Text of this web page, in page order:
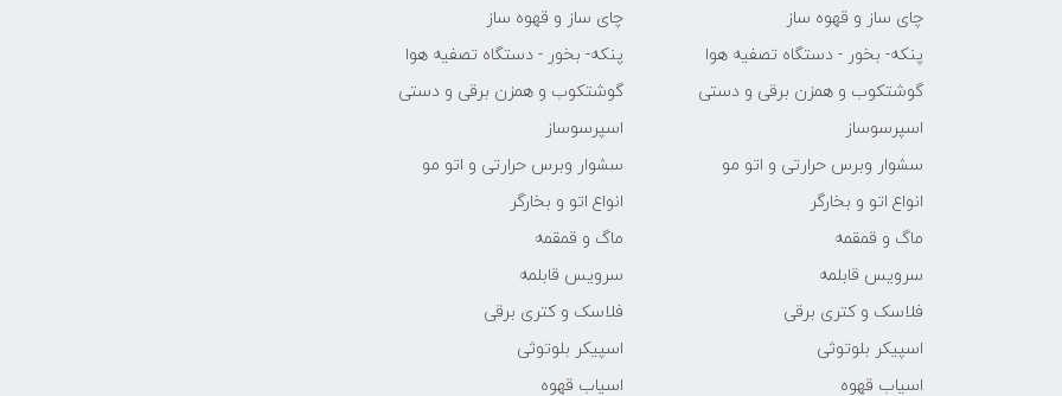
چای ساز و قهوه ساز
پنکه- بخور - دستگاه تصفیه هوا
گوشتکوب و همزن برقی و دستی
اسپرسوساز
سشوار وبرس حرارتی و اتو مو
انواع اتو و بخارگر
ماگ و قمقمه
سرویس قابلمه
فلاسک و کتری برقی
اسپیکر بلوتوثی
اسیاب قهوه
چای ساز و قهوه ساز
پنکه- بخور - دستگاه تصفیه هوا
گوشتکوب و همزن برقی و دستی
اسپرسوساز
سشوار وبرس حرارتی و اتو مو
انواع اتو و بخارگر
ماگ و قمقمه
سرویس قابلمه
فلاسک و کتری برقی
اسپیکر بلوتوثی
اسیاب قهوه